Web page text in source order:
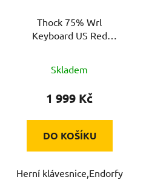
Thock 75% Wrl
Keyboard US Red
Skladem
1 999 Kč
DO KOŠÍKU
Herní klávesnice,Endorfy